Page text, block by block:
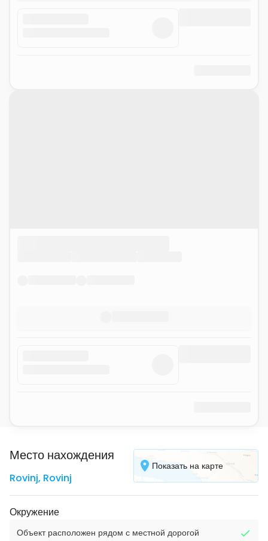
Место нахождения
Rovinj, Rovinj
Показать на карте
Окружение
Объект расположен рядом с местной дорогой